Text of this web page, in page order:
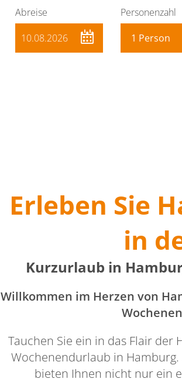
Abreise
Personenzahl
1 Person
Erleben Sie
in
Kurzurlaub in
Willkommen im Herzen von
Tauchen Sie ein in das Flair der
Wochenendurlaub in
bieten Ihnen nicht nur ein